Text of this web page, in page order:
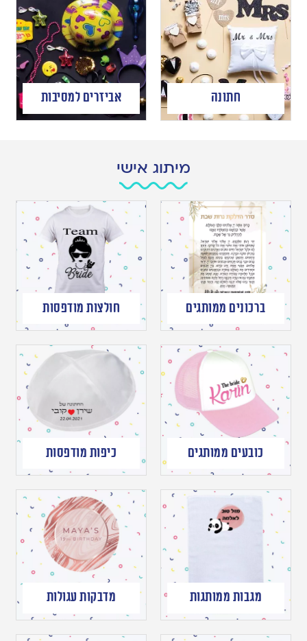
חתונה אביזרים למסיבות
מיתוג אישי
ברכונים ממותגים חולצות מודפסות
כובעים ממותגים כיפות מודפסות
מגבות ממותגות מדבקות עגולות